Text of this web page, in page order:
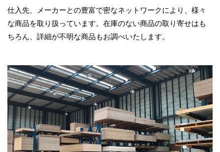
仕入先、メーカーとの豊富で密なネットワークにより、様々
な商品を取り扱っています。在庫のない商品の取り寄せはも
ちろん、詳細が不明な商品もお調べいたします。